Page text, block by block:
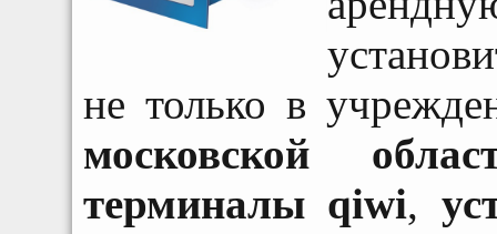
не только в
московской
терминалы qiwi,